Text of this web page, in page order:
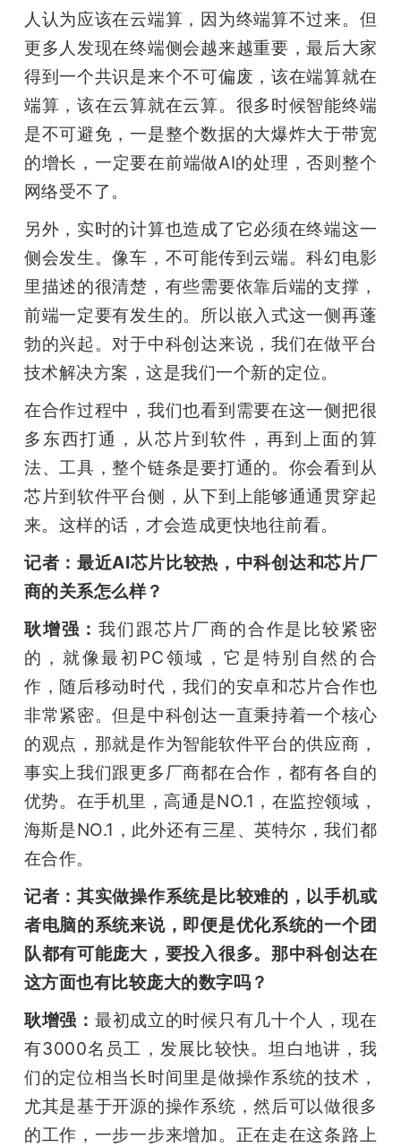
人认为应该在云端算，因为终端算不过来。但
更多人发现在终端侧会越来越重要，最后大家
得到一个共识是来个不可偏废，该在端算就在
端算，该在云算就在云算。很多时候智能终端
是不可避免，一是整个数据的大爆炸大于带宽
的增长，一定要在前端做AI的处理，否则整个
网络受不了。
另外，实时的计算也造成了它必须在终端这一
侧会发生。像车，不可能传到云端。科幻电影
里描述的很清楚，有些需要依靠后端的支撑，
前端一定要有发生的。所以嵌入式这一侧再蓬
勃的兴起。对于中科创达来说，我们在做平台
技术解决方案，这是我们一个新的定位。
在合作过程中，我们也看到需要在这一侧把很
多东西打通，从芯片到软件，再到上面的算
法、工具，整个链条是要打通的。你会看到从
芯片到软件平台侧，从下到上能够通通贯穿起
来。这样的话，才会造成更快地往前看。
记者：最近AI芯片比较热，中科创达和芯片厂
商的关系怎么样？
耿增强：我们跟芯片厂商的合作是比较紧密
的，就像最初PC领域，它是特别自然的合
作，随后移动时代，我们的安卓和芯片合作也
非常紧密。但是中科创达一直秉持着一个核心
的观点，那就是作为智能软件平台的供应商，
事实上我们跟更多厂商都在合作，都有各自的
优势。在手机里，高通是NO.1，在监控领域，
海斯是NO.1，此外还有三星、英特尔，我们都
在合作。
记者：其实做操作系统是比较难的，以手机或
者电脑的系统来说，即便是优化系统的一个团
队都有可能庞大，要投入很多。那中科创达在
这方面也有比较庞大的数字吗？
耿增强： 最初成立的时候只有几十个人，现在
有3000名员工，发展比较快。坦白地讲，我
们的定位相当长时间里是做操作系统的技术，
尤其是基于开源的操作系统，然后可以做很多
的工作，一步一步来增加。正在走在这条路上